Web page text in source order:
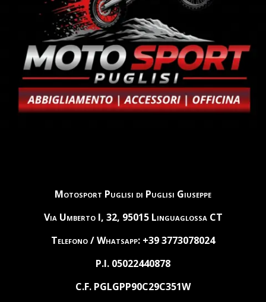
Motosport Puglisi di Puglisi Giuseppe
Via Umberto I, 32, 95015 Linguaglossa CT
Telefono / Whatsapp: +39 3773078024
P.I. 05022440878
C.F. PGLGPP90C29C351W